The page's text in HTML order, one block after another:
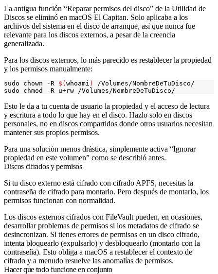
La antigua función “Reparar permisos del disco” de la Utilidad de
Discos se eliminó en macOS El Capitan. Solo aplicaba a los
archivos del sistema en el disco de arranque, así que nunca fue
relevante para los discos externos, a pesar de la creencia
generalizada.
Para los discos externos, lo más parecido es restablecer la propiedad
y los permisos manualmente:
sudo chown -R $( whoami )
Esto le da a tu cuenta de usuario la propiedad y el acceso de lectura
y escritura a todo lo que hay en el disco. Hazlo solo en discos
personales, no en discos compartidos donde otros usuarios necesitan
mantener sus propios permisos.
Para una solución menos drástica, simplemente activa “Ignorar
propiedad en este volumen” como se describió antes.
Discos cifrados y permisos
Si tu disco externo está cifrado con cifrado APFS, necesitas la
contraseña de cifrado para montarlo. Pero después de montarlo, los
permisos funcionan con normalidad.
Los discos externos cifrados con FileVault pueden, en ocasiones,
desarrollar problemas de permisos si los metadatos de cifrado se
desincronizan. Si tienes errores de permisos en un disco cifrado,
intenta bloquearlo (expulsarlo) y desbloquearlo (montarlo con la
contraseña). Esto obliga a macOS a restablecer el contexto de
cifrado y a menudo resuelve las anomalías de permisos.
Hacer que todo funcione en conjunto